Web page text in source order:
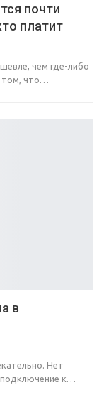
почти
платит
чем где-либо
том, что…
в
Нет
подключение к…